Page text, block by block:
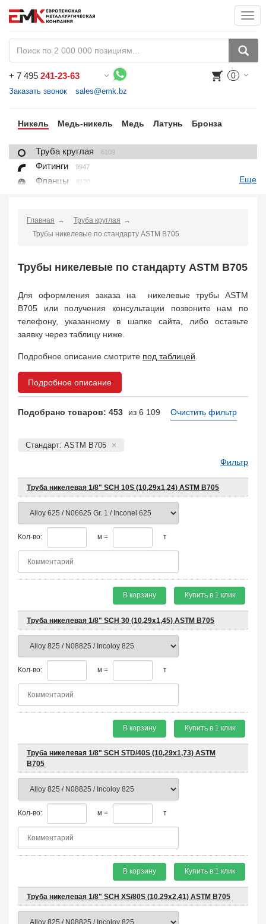
+ 7 495 241-23-63
Заказать звонок sales@emk.bz
0
Никель Медь-никель Медь Латунь Бронза
Труба круглая 6109
Фитинги 9947
Фланцы 8120
Круг 1404
Квадрат
Поковка 35
Еще
Главная
Труба круглая
Трубы никелевые по стандарту ASTM B705
Трубы никелевые по стандарту ASTM B705
Для оформления заказа на никелевые трубы ASTM
B705 или получения консультации позвоните нам по
телефону, указанному в шапке сайта, либо оставьте
заявку через таблицу ниже.
Подробное описание смотрите под таблицей
Подробное описание
Подобрано товаров: 453 из 6 109 Очистить фильтр
Стандарт: ASTM B705
Фильтр
Труба никелевая 1/8" SCH 10S (10,29х1,24) ASTM B705
Кол-во: м = т
В корзину Купить в 1 клик
Труба никелевая 1/8" SCH 30 (10,29х1,45) ASTM B705
Кол-во: м = т
В корзину Купить в 1 клик
Труба никелевая 1/8" SCH STD/40S (10,29х1,73) ASTM
B705
Кол-во: м = т
В корзину Купить в 1 клик
Труба никелевая 1/8" SCH XS/80S (10,29х2,41) ASTM B705